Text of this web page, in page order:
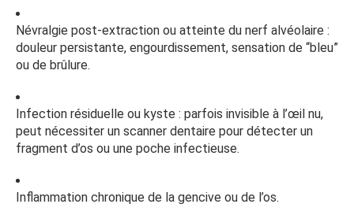
Névralgie post-extraction ou atteinte du nerf alvéolaire :
douleur persistante, engourdissement, sensation de “bleu”
ou de brûlure.
Infection résiduelle ou kyste : parfois invisible à l’œil nu,
peut nécessiter un scanner dentaire pour détecter un
fragment d’os ou une poche infectieuse.
Inflammation chronique de la gencive ou de l’os.